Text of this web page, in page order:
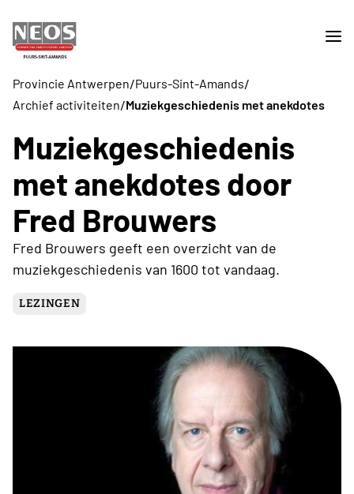
Provincie Antwerpen/Puurs-Sint-Amands/
Archief activiteiten/Muziekgeschiedenis met anekdotes
Muziekgeschiedenis
met anekdotes door
Fred Brouwers
Fred Brouwers geeft een overzicht van de
muziekgeschiedenis van 1600 tot vandaag.
LEZINGEN